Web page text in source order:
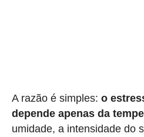
A razão é simples: o
depende apenas da
umidade, a intensidade do